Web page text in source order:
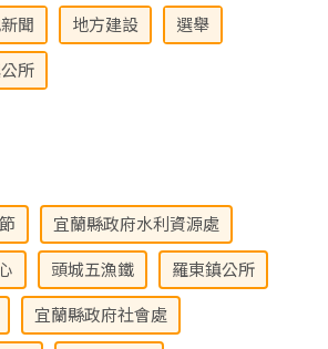
聞 地方建設 選舉
所
宜蘭縣政府水利資源處
頭城五漁鐵 羅東鎮公所
宜蘭縣政府社會處